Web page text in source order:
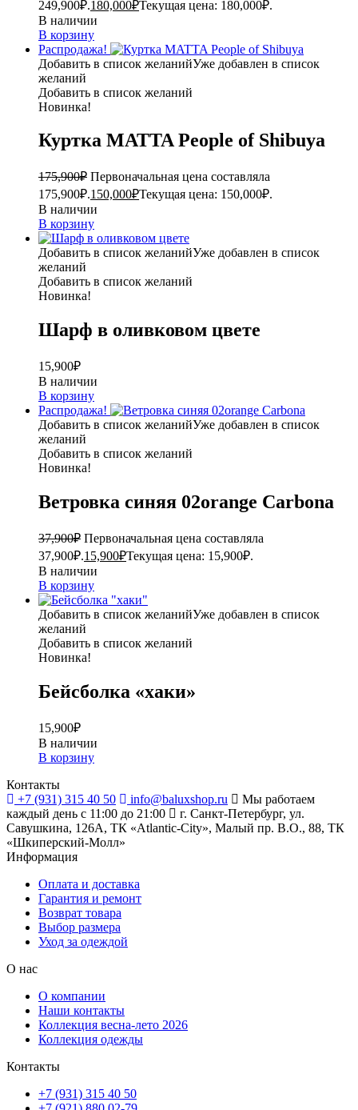
249,900₽.180,000₽Текущая цена: 180,000₽.
В наличии
В корзину
Распродажа!
Добавить в список желанийУже добавлен в список
желаний
Добавить в список желаний
Новинка!
Куртка MATTA People of Shibuya
175,900₽ Первоначальная цена составляла
175,900₽.150,000₽Текущая цена: 150,000₽.
В наличии
В корзину
Добавить в список желанийУже добавлен в список
желаний
Добавить в список желаний
Новинка!
Шарф в оливковом цвете
15,900₽
В наличии
В корзину
Распродажа!
Добавить в список желанийУже добавлен в список
желаний
Добавить в список желаний
Новинка!
Ветровка синяя 02orange Carbona
37,900₽ Первоначальная цена составляла
37,900₽.15,900₽Текущая цена: 15,900₽.
В наличии
В корзину
Добавить в список желанийУже добавлен в список
желаний
Добавить в список желаний
Новинка!
Бейсболка «хаки»
15,900₽
В наличии
В корзину
Контакты
+7 (931) 315 40 50
info@baluxshop.ru
Мы работаем
каждый день с 11:00 до 21:00
г. Санкт-Петербург, ул.
Савушкина, 126А, ТК «Atlantic-City», Малый пр. В.О., 88, ТК
«Шкиперский-Молл»
Информация
Оплата и доставка
Гарантия и ремонт
Возврат товара
Выбор размера
Уход за одеждой
О нас
О компании
Наши контакты
Коллекция весна-лето 2026
Коллекция одежды
Контакты
+7 (931) 315 40 50